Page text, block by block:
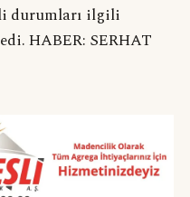
durumları ilgili
HABER: SERHAT